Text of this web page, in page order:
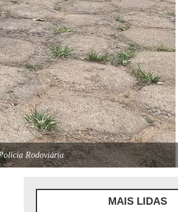
Rodoviária
MAIS LIDAS